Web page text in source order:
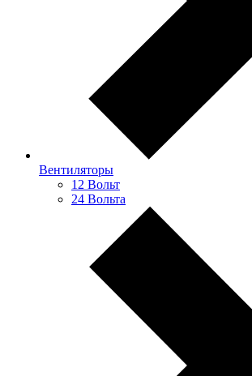
Вентиляторы
12 Вольт
24 Вольта